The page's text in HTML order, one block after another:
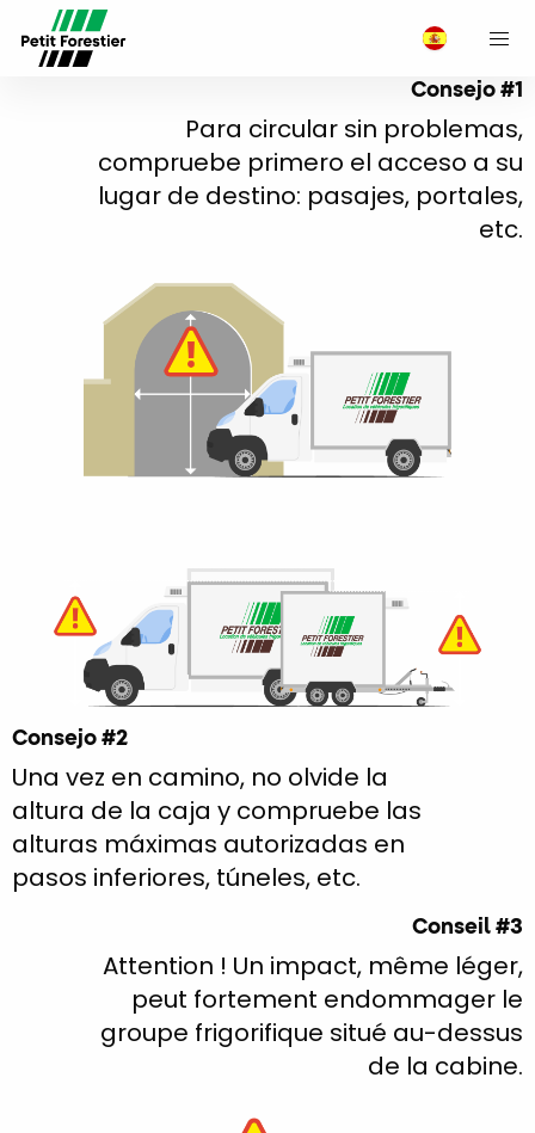
Consejo #1
Para circular sin problemas,
compruebe primero el acceso a su
lugar de destino: pasajes, portales,
etc.
Consejo #2
Una vez en camino, no olvide la
altura de la caja y compruebe las
alturas máximas autorizadas en
pasos inferiores, túneles, etc.
Conseil #3
Attention ! Un impact, même léger,
peut fortement endommager le
groupe frigorifique situé au-dessus
de la cabine.